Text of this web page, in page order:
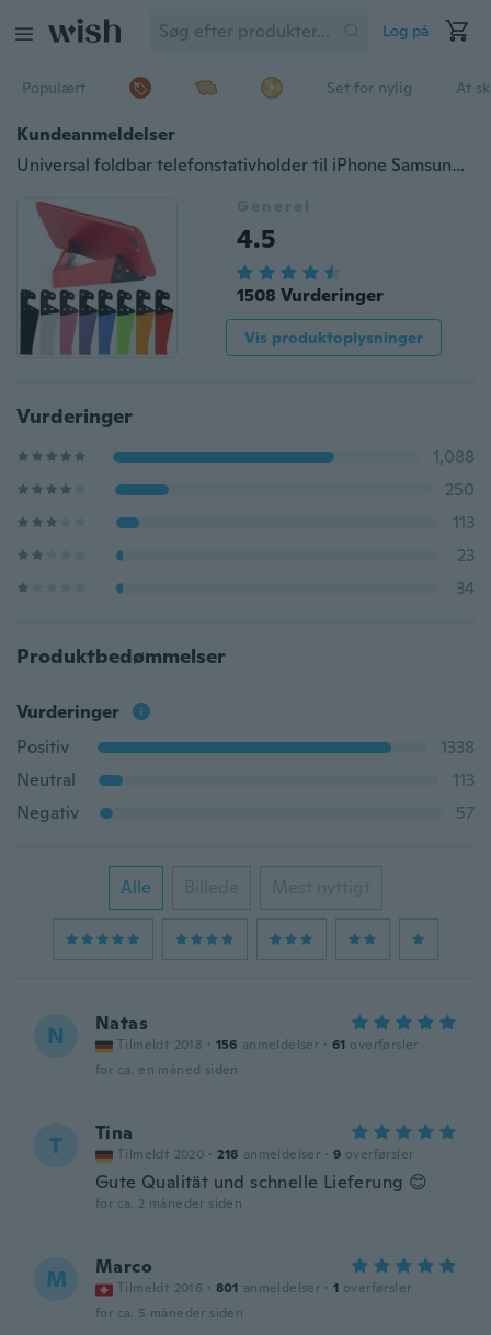
Log på
Populært Set for nylig At
Kundeanmeldelser
Universal foldbar telefonstativholder til iPhone Samsung Xiaomi Farverig V-formet Smartphone Tablet PC Desktop Holder
Generel
4.5
1508 Vurderinger
Vis produktoplysninger
Vurderinger
1,088
250
113
23
34
Produktbedømmelser
Vurderinger
Positiv
1338
Neutral
113
Negativ
57
Alle Billede Mest nyttigt
N Natas
Tilmeldt 2018 · 156 anmeldelser · 61 overførsler
for ca. en måned siden
T Tina
Tilmeldt 2020 · 218 anmeldelser · 9 overførsler
Gute Qualität und schnelle Lieferung 😊
for ca. 2 måneder siden
M Marco
Tilmeldt 2016 · 801 anmeldelser · 1 overførsler
for ca. 5 måneder siden